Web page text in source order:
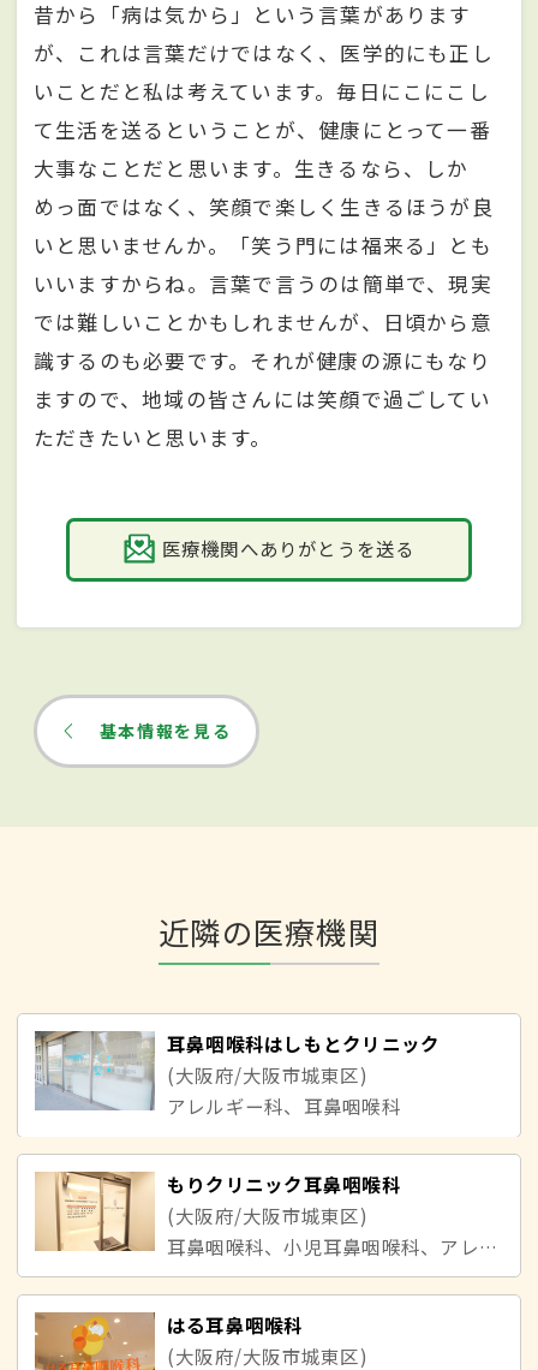
昔から「病は気から」という言葉があります
が、これは言葉だけではなく、医学的にも正し
いことだと私は考えています。毎日にこにこし
て生活を送るということが、健康にとって一番
大事なことだと思います。生きるなら、しか
めっ面ではなく、笑顔で楽しく生きるほうが良
いと思いませんか。「笑う門には福来る」とも
いいますからね。言葉で言うのは簡単で、現実
では難しいことかもしれませんが、日頃から意
識するのも必要です。それが健康の源にもなり
ますので、地域の皆さんには笑顔で過ごしてい
ただきたいと思います。
医療機関へありがとうを送る
基本情報を見る
近隣の医療機関
耳鼻咽喉科はしもとクリニック
(大阪府/大阪市城東区)
アレルギー科、耳鼻咽喉科
もりクリニック耳鼻咽喉科
(大阪府/大阪市城東区)
耳鼻咽喉科、小児耳鼻咽喉科、アレルギー科
はる耳鼻咽喉科
(大阪府/大阪市城東区)